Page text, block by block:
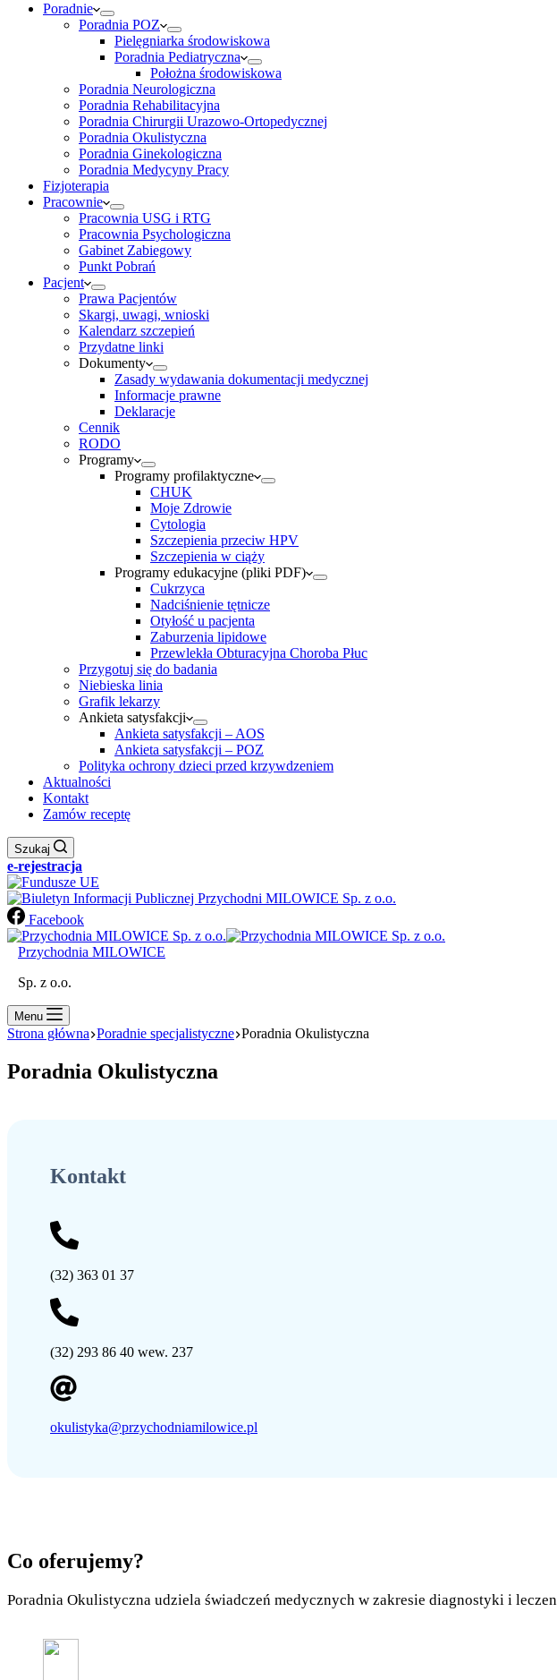
Poradnie
Poradnia POZ
Pielęgniarka środowiskowa
Poradnia Pediatryczna
Położna środowiskowa
Poradnia Neurologiczna
Poradnia Rehabilitacyjna
Poradnia Chirurgii Urazowo-Ortopedycznej
Poradnia Okulistyczna
Poradnia Ginekologiczna
Poradnia Medycyny Pracy
Fizjoterapia
Pracownie
Pracownia USG i RTG
Pracownia Psychologiczna
Gabinet Zabiegowy
Punkt Pobrań
Pacjent
Prawa Pacjentów
Skargi, uwagi, wnioski
Kalendarz szczepień
Przydatne linki
Dokumenty
Zasady wydawania dokumentacji medycznej
Informacje prawne
Deklaracje
Cennik
RODO
Programy
Programy profilaktyczne
CHUK
Moje Zdrowie
Cytologia
Szczepienia przeciw HPV
Szczepienia w ciąży
Programy edukacyjne (pliki PDF)
Cukrzyca
Nadciśnienie tętnicze
Otyłość u pacjenta
Zaburzenia lipidowe
Przewlekła Obturacyjna Choroba Płuc
Przygotuj się do badania
Niebieska linia
Grafik lekarzy
Ankieta satysfakcji
Ankieta satysfakcji – AOS
Ankieta satysfakcji – POZ
Polityka ochrony dzieci przed krzywdzeniem
Aktualności
Kontakt
Zamów receptę
Szukaj
e-rejestracja
Facebook
Przychodnia MILOWICE
Sp. z o.o.
Menu
Strona główna Poradnie specjalistyczne Poradnia Okulistyczna
Poradnia Okulistyczna
Kontakt
(32) 363 01 37
(32) 293 86 40 wew. 237
okulistyka@przychodniamilowice.pl
Co oferujemy?
Poradnia Okulistyczna udziela świadczeń medycznych w zakresie diagnostyki i